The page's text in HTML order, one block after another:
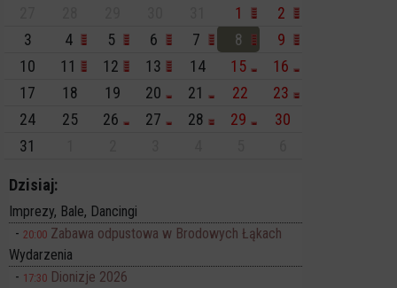
1
2
3
4 5 6 7 8
9
10
11 12 13 14 15
16
17
18 19 20 21 22
23
24
25 26 27 28 29
30
31
Dzisiaj:
Imprezy, Bale, Dancingi
20:00 Zabawa odpustowa w Brodowych Łąkach
Wydarzenia
17:30 Dionizje 2026